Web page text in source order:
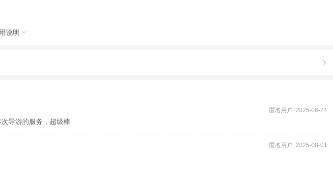
托社及其有资质的地接社提供
说明 

匿名用户 2025-06-24
导游的服务，超级棒
匿名用户 2025-08-01